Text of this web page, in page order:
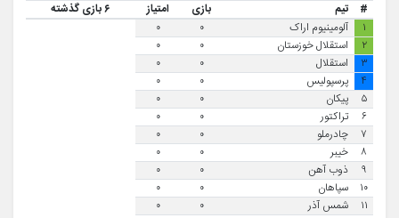
# تیم بازی امتیاز
۶ بازی گذشته
۱
آلومینیوم اراک ۰
۰
۲
استقلال خوزستان ۰
۰
۳
استقلال ۰
۰
۴
پرسپولیس ۰
۰
۵
پیکان ۰
۰
۶
تراکتور ۰
۰
۷
چادرملو ۰
۰
۸
خیبر ۰
۰
۹
ذوب آهن ۰
۰
۱۰
سپاهان ۰
۰
۱۱
شمس آذر ۰
۰